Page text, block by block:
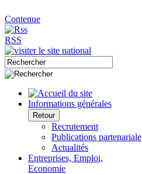
Contenue
RSS
Informations générales
Retour
Recrutement
Publications partenariale
Actualités
Entreprises, Emploi,
Economie